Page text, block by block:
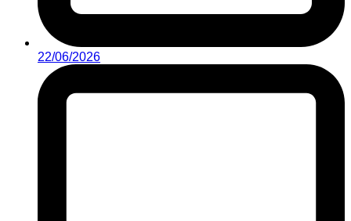
22/06/2026